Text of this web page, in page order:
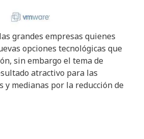
grandes empresas quienes
opciones tecnológicas que
sin embargo el tema de
atractivo para las
y medianas por la reducción de